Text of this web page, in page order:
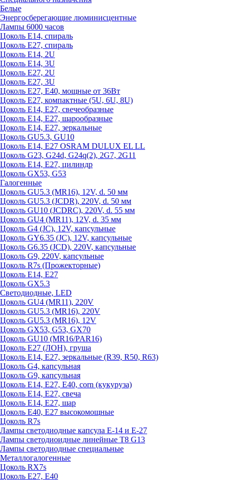
Белые
Энергосберегающие люминисцентные
Лампы 6000 часов
Цоколь Е14, спираль
Цоколь Е27, спираль
Цоколь Е14, 2U
Цоколь Е14, 3U
Цоколь Е27, 2U
Цоколь Е27, 3U
Цоколь Е27, Е40, мощные от 36Вт
Цоколь Е27, компактные (5U, 6U, 8U)
Цоколь Е14, Е27, свечеобразные
Цоколь Е14, Е27, шарообразные
Цоколь Е14, Е27, зеркальные
Цоколь GU5.3, GU10
Цоколь Е14, Е27 OSRAM DULUX EL LL
Цоколь G23, G24d, G24q(2), 2G7, 2G11
Цоколь Е14, Е27, цилиндр
Цоколь GX53, G53
Галогенные
Цоколь GU5.3 (MR16), 12V, d. 50 мм
Цоколь GU5.3 (JCDR), 220V, d. 50 мм
Цоколь GU10 (JCDRC), 220V, d. 55 мм
Цоколь GU4 (MR11), 12V, d. 35 мм
Цоколь G4 (JC), 12V, капсульные
Цоколь GY6.35 (JC), 12V, капсульные
Цоколь G6.35 (JCD), 220V, капсульные
Цоколь G9, 220V, капсульные
Цоколь R7s (Прожекторные)
Цоколь E14, E27
Цоколь GX5.3
Светодиодные, LED
Цоколь GU4 (MR11), 220V
Цоколь GU5.3 (MR16), 220V
Цоколь GU5.3 (MR16), 12V
Цоколь GX53, G53, GX70
Цоколь GU10 (MR16/PAR16)
Цоколь Е27 (ЛОН), груша
Цоколь Е14, Е27, зеркальные (R39, R50, R63)
Цоколь G4, капсульная
Цоколь G9, капсульная
Цоколь Е14, Е27, Е40, corn (кукуруза)
Цоколь Е14, Е27, свеча
Цоколь Е14, Е27, шар
Цоколь Е40, Е27 высокомощные
Цоколь R7s
Лампы светодиодные капсула Е-14 и Е-27
Лампы светодиоидные линейные T8 G13
Лампы светодиодные специальные
Металлогалогенные
Цоколь RX7s
Цоколь Е27, E40